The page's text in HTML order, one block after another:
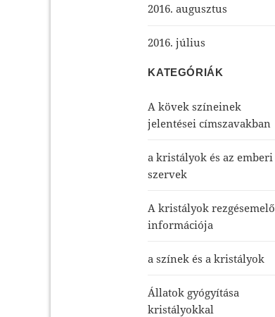
2016. augusztus
2016. július
KATEGÓRIÁK
A kövek színeinek
jelentései címszavakban
a kristályok és az emberi
szervek
A kristályok rezgésemelő
információja
a színek és a kristályok
Állatok gyógyítása
kristályokkal